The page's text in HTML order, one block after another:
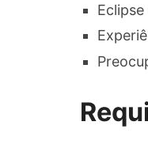
Eclipse